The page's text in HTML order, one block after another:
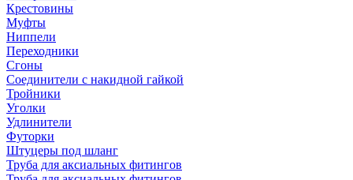
Крестовины
Муфты
Ниппели
Переходники
Сгоны
Соединители с накидной гайкой
Тройники
Уголки
Удлинители
Футорки
Штуцеры под шланг
Труба для аксиальных фитингов